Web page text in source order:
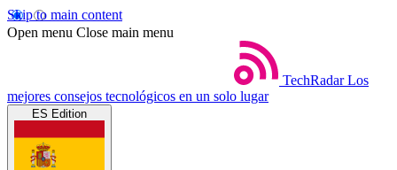
Skip to main content
Open menu Close main menu
TechRadar Los
mejores consejos tecnológicos en un solo lugar
ES Edition